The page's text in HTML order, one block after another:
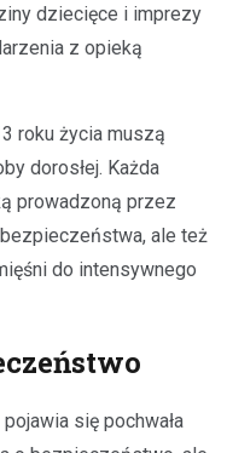
dziecięce i imprezy
z opieką
roku życia muszą
dorosłej. Każda
prowadzoną przez
ale też
do intensywnego
się pochwała